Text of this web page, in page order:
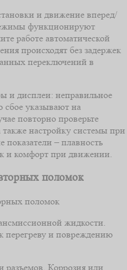
и движение вперед/
функционируют
работе автоматической
происходят без задержек
переключений в
и дисплеи: неправильное
сбое указывают на
повторно проверьте
настройку системы при
– плавность
и комфорт при движении.
поломок
жидкости.
перегреву и повреждению
разъемов. Коррозия или